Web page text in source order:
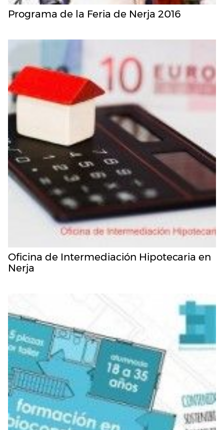
Programa de la Feria de Nerja 2016
Oficina de Intermediación Hipotecaria en
Nerja